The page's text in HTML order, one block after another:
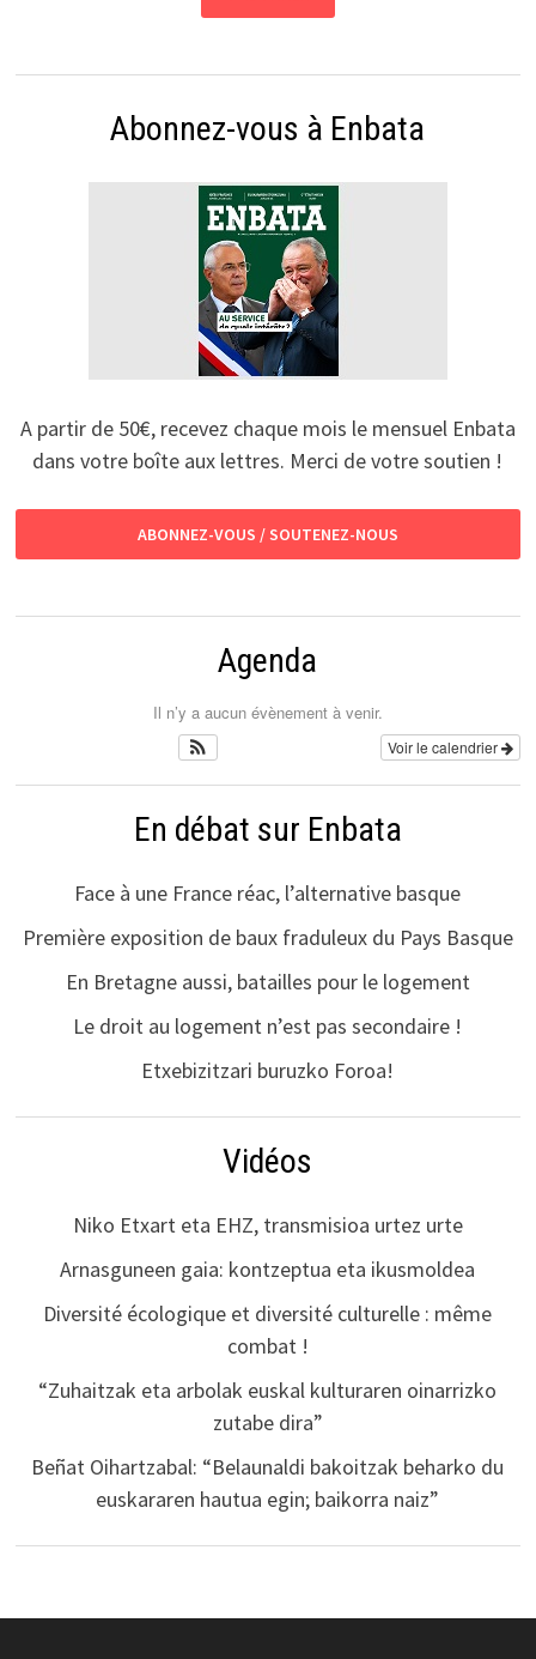
Abonnez-vous à Enbata
A partir de 50€, recevez chaque mois le mensuel Enbata
dans votre boîte aux lettres. Merci de votre soutien !
ABONNEZ-VOUS / SOUTENEZ-NOUS
Agenda
Il n’y a aucun évènement à venir.
Voir le calendrier
En débat sur Enbata
Face à une France réac, l’alternative basque
Première exposition de baux fraduleux du Pays Basque
En Bretagne aussi, batailles pour le logement
Le droit au logement n’est pas secondaire !
Etxebizitzari buruzko Foroa!
Vidéos
Niko Etxart eta EHZ, transmisioa urtez urte
Arnasguneen gaia: kontzeptua eta ikusmoldea
Diversité écologique et diversité culturelle : même
combat !
“Zuhaitzak eta arbolak euskal kulturaren oinarrizko
zutabe dira”
Beñat Oihartzabal: “Belaunaldi bakoitzak beharko du
euskararen hautua egin; baikorra naiz”